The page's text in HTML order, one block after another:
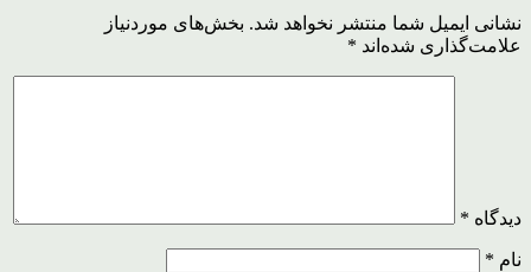
نشانی ایمیل شما منتشر نخواهد شد. بخش‌های موردنیاز
علامت‌گذاری شده‌اند *
دیدگاه *
نام *